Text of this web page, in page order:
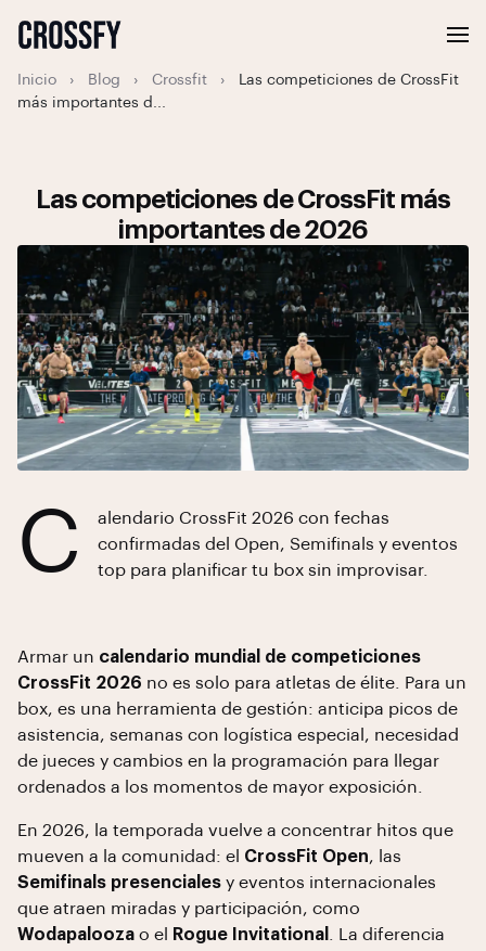
Inicio › Blog › Crossfit ›
Las competiciones de CrossFit
más importantes d...
Las competiciones de CrossFit más
importantes de 2026
C
alendario CrossFit 2026 con fechas
confirmadas del Open, Semifinals y eventos
top para planificar tu box sin improvisar.
Armar un calendario mundial de competiciones
CrossFit 2026 no es solo para atletas de élite. Para un
box, es una herramienta de gestión: anticipa picos de
asistencia, semanas con logística especial, necesidad
de jueces y cambios en la programación para llegar
ordenados a los momentos de mayor exposición.
En 2026, la temporada vuelve a concentrar hitos que
mueven a la comunidad: el CrossFit Open, las
Semifinals presenciales y eventos internacionales
que atraen miradas y participación, como
Wodapalooza o el Rogue Invitational
. La diferencia